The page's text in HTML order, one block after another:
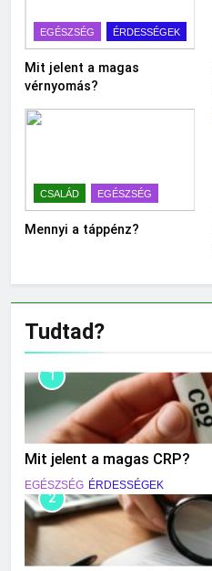
EGÉSZSÉG ÉRDESSÉGEK
Mit jelent a magas
vérnyomás?
CSALÁD EGÉSZSÉG
Mennyi a táppénz?
Tudtad?
1
Mit jelent a magas CRP?
EGÉSZSÉG ÉRDESSÉGEK
2